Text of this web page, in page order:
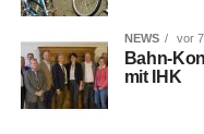
NEWS vor
Bahn-
mit IHK